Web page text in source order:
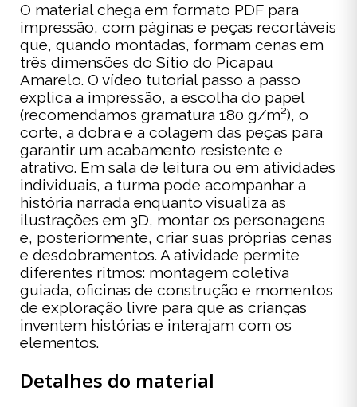
O material chega em formato PDF para
impressão, com páginas e peças recortáveis
que, quando montadas, formam cenas em
três dimensões do Sítio do Picapau
Amarelo. O vídeo tutorial passo a passo
explica a impressão, a escolha do papel
(recomendamos gramatura 180 g/m²), o
corte, a dobra e a colagem das peças para
garantir um acabamento resistente e
atrativo. Em sala de leitura ou em atividades
individuais, a turma pode acompanhar a
história narrada enquanto visualiza as
ilustrações em 3D, montar os personagens
e, posteriormente, criar suas próprias cenas
e desdobramentos. A atividade permite
diferentes ritmos: montagem coletiva
guiada, oficinas de construção e momentos
de exploração livre para que as crianças
inventem histórias e interajam com os
elementos.
Detalhes do material